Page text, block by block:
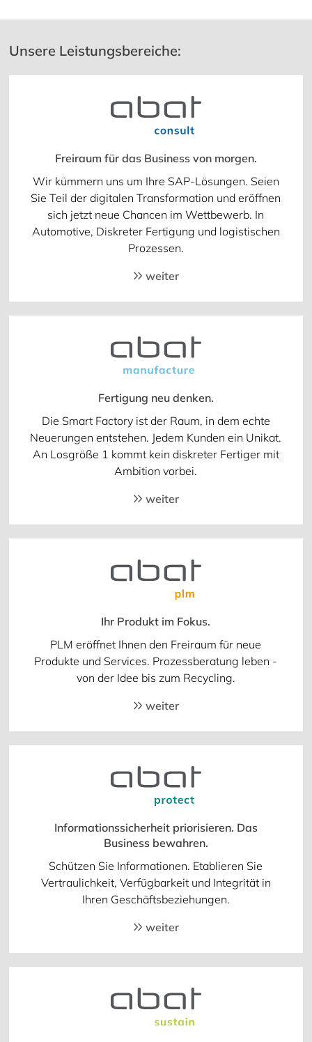
Unsere Leistungsbereiche:
Freiraum für das Business von morgen.
Wir kümmern uns um Ihre SAP-Lösungen. Seien
Sie Teil der digitalen Transformation und eröffnen
sich jetzt neue Chancen im Wettbewerb. In
Automotive, Diskreter Fertigung und logistischen
Prozessen.
weiter
Fertigung neu denken.
Die Smart Factory ist der Raum, in dem echte
Neuerungen entstehen. Jedem Kunden ein Unikat.
An Losgröße 1 kommt kein diskreter Fertiger mit
Ambition vorbei.
weiter
Ihr Produkt im Fokus.
PLM eröffnet Ihnen den Freiraum für neue
Produkte und Services. Prozessberatung leben -
von der Idee bis zum Recycling.
weiter
Informationssicherheit priorisieren. Das
Business bewahren.
Schützen Sie Informationen. Etablieren Sie
Vertraulichkeit, Verfügbarkeit und Integrität in
Ihren Geschäftsbeziehungen.
weiter